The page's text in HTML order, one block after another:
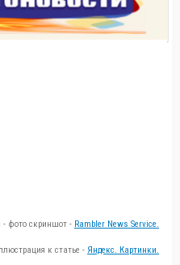
- фото скриншот - Rambler News Service.
к статье - Яндекс. Картинки.